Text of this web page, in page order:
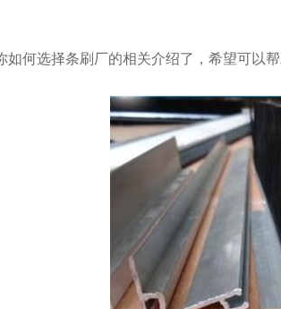
选择条刷厂的相关介绍了，希望可以帮